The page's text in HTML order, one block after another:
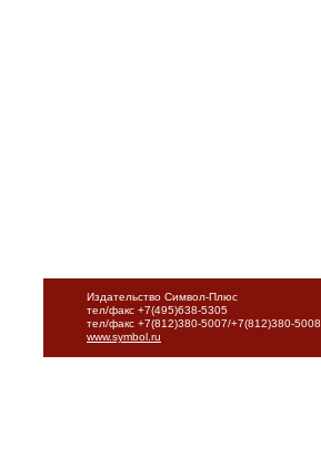
Издательство Символ-Плюс
тел/факс +7(495)638-5305
тел/факс +7(812)380-5007/+7(812)380-5008
www.symbol.ru